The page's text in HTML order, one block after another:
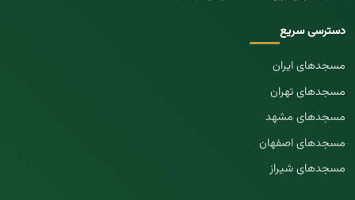
دسترسی سریع
مسجد‌های ایران
مسجد‌های تهران
مسجد‌های مشهد
مسجد‌های اصفهان
مسجد‌های شیراز